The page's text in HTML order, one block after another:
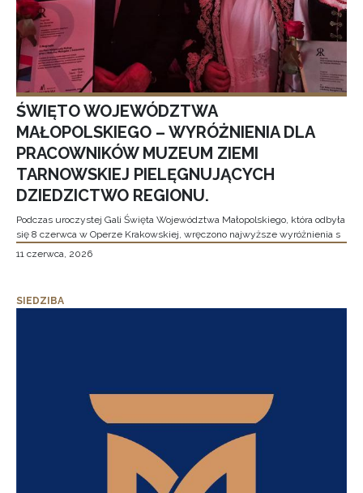
ŚWIĘTO WOJEWÓDZTWA
MAŁOPOLSKIEGO – WYRÓŻNIENIA DLA
PRACOWNIKÓW MUZEUM ZIEMI
TARNOWSKIEJ PIELĘGNUJĄCYCH
DZIEDZICTWO REGIONU.
Podczas uroczystej Gali Święta Województwa Małopolskiego, która odbyła
się 8 czerwca w Operze Krakowskiej, wręczono najwyższe wyróżnienia s
11 czerwca, 2026
SIEDZIBA